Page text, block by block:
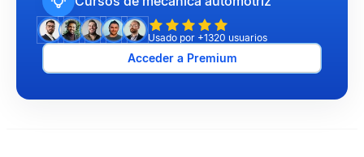
Usado por +1320 usuarios
Acceder a Premium